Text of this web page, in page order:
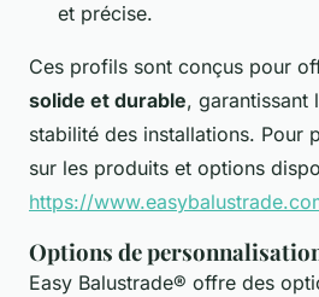
et précise.
Ces profils sont conçus pour
solide et durable, garantissant
stabilité des installations. Pour
sur les produits et options
https://
Options de
Easy Balustrade® offre des